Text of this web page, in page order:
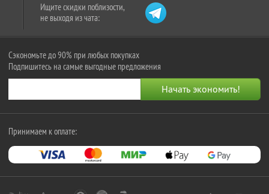
Ищите скидки поблизости,
не выходя из чата:
Сэкономьте до 90% при любых покупках
Подпишитесь на самые выгодные предложения
Принимаем к оплате: